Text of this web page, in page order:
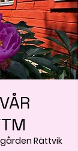
Rättvik